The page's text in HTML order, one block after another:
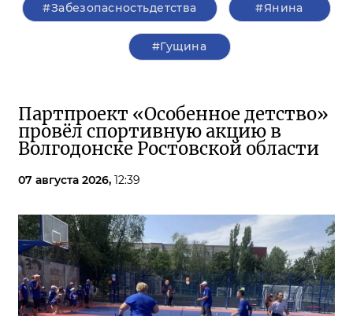
#Забезопасностьдетства #Янина
#Гущина
Партпроект «Особенное детство»
провёл спортивную акцию в
Волгодонске Ростовской области
07 августа 2026, 12:39